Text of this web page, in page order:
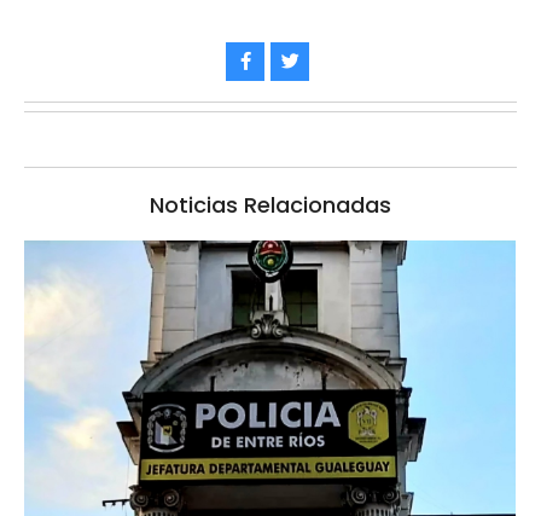
Noticias Relacionadas